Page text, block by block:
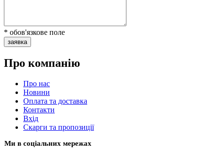
* обов'язкове поле
заявка
Про компанію
Про нас
Новини
Оплата та доставка
Контакти
Вхiд
Скарги та пропозиції
Ми в соціальних мережах